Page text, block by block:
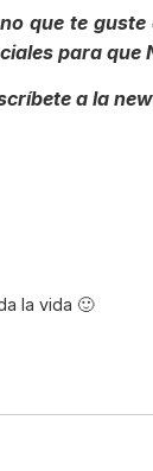
que te
para
a la
la vida 🙂